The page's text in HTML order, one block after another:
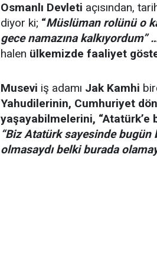
Osmanlı Devleti açısından,
diyor ki; “Müslüman rolünü o
gece namazına kalkıyordum”
halen ülkemizde faaliyet
Musevi iş adamı Jak Kamhi
Yahudilerinin, Cumhuriyet
yaşayabilmelerini, “Atatürk’e
“Biz Atatürk sayesinde bugün
olmasaydı belki burada